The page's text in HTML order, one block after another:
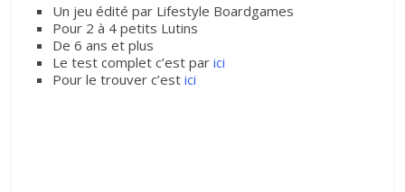
Un jeu édité par Lifestyle Boardgames
Pour 2 à 4 petits Lutins
De 6 ans et plus
Le test complet c’est parici
Pour le trouver c’estici